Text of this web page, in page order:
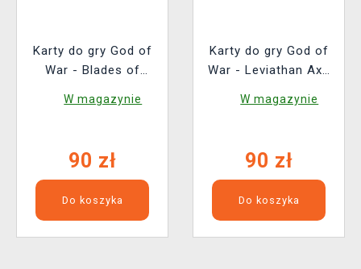
Karty do gry God of
War - Blades of
W magazynie
90 zł
Do koszyka
Karty do gry God of
War - Leviathan Axe
W magazynie
90 zł
Do koszyka